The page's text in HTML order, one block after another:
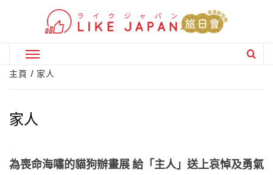
Primary
Menu
主頁 家人
家人
為喪命海嘯的貓狗辦畫展 給「主人」送上哀悼及勇氣